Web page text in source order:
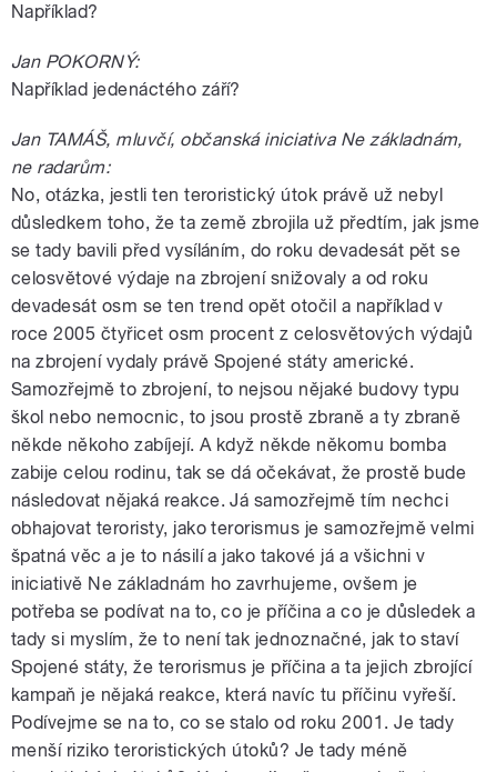
Například?
Jan POKORNÝ:
Například jedenáctého září?
Jan TAMÁŠ, mluvčí, občanská iniciativa Ne základnám,
ne radarům:
No, otázka, jestli ten teroristický útok právě už nebyl
důsledkem toho, že ta země zbrojila už předtím, jak jsme
se tady bavili před vysíláním, do roku devadesát pět se
celosvětové výdaje na zbrojení snižovaly a od roku
devadesát osm se ten trend opět otočil a například v
roce 2005 čtyřicet osm procent z celosvětových výdajů
na zbrojení vydaly právě Spojené státy americké.
Samozřejmě to zbrojení, to nejsou nějaké budovy typu
škol nebo nemocnic, to jsou prostě zbraně a ty zbraně
někde někoho zabíjejí. A když někde někomu bomba
zabije celou rodinu, tak se dá očekávat, že prostě bude
následovat nějaká reakce. Já samozřejmě tím nechci
obhajovat teroristy, jako terorismus je samozřejmě velmi
špatná věc a je to násilí a jako takové já a všichni v
iniciativě Ne základnám ho zavrhujeme, ovšem je
potřeba se podívat na to, co je příčina a co je důsledek a
tady si myslím, že to není tak jednoznačné, jak to staví
Spojené státy, že terorismus je příčina a ta jejich zbrojící
kampaň je nějaká reakce, která navíc tu příčinu vyřeší.
Podívejme se na to, co se stalo od roku 2001. Je tady
menší riziko teroristických útoků? Je tady méně